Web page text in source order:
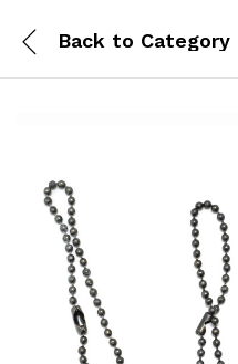
Back to Category